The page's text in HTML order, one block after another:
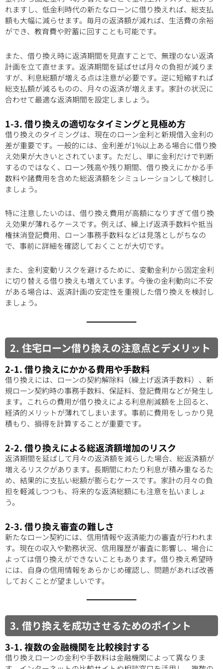
れますし、低金利時代の新たなローンに借り換えれば、総支払
額も大幅に減らせます。毎月の返済額が減れば、生活費の余裕
ができ、教育費や貯蓄に回すことも可能です。
また、借り換え時に返済期間を見直すことで、無理のない返済
計画を立て直せます。返済期間を延ばせば月々の負担が減りま
すが、利息総額が増える点は注意が必要です。逆に短縮すれば
総支払額が減るものの、月々の返済が増えます。家計の状況に
合わせて最適な返済期間を設定しましょう。
1-3. 借り換えの適切なタイミングと見極め方
借り換えのタイミングは、現在のローン金利と新規借入金利の
差が重要です。一般的には、金利差が1%以上ある場合に借り換
え効果が大きいとされています。ただし、単に金利だけで判断
するのではなく、ローン残高や残り期間、借り換えにかかる手
数料や諸費用を含めた総返済額をシミュレーションして検討し
ましょう。
特に注意したいのは、借り換え費用が高額になりすぎて借り換
え効果が薄れるケースです。例えば、繰上げ返済手数料や抵当
権抹消登記費用、ローン事務手数料などは見落としがちなの
で、事前に詳細を確認しておくことが大切です。
また、金利変動リスクを避けるために、変動金利から固定金利
に切り替える借り換えも増えています。今後の金利動向に不安
がある場合は、返済計画の安定性を重視した借り換えを検討し
ましょう。
2. 住宅ローン借り換えの注意点とデメリット
2-1. 借り換えにかかる費用や手数料
借り換えには、ローンの契約解除料（繰上げ返済手数料）、新
規ローン契約時の事務手数料、保証料、登記費用などが発生し
ます。これらの費用が借り換えによる利息削減額を上回ると、
経済的メリットが薄れてしまいます。事前に費用をしっかり見
積もり、損得を計算することが重要です。
2-2. 借り換えによる総返済額増加のリスク
返済期間を延ばして月々の返済額を減らした場合、総返済額が
増えるリスクがあります。長期間にわたり利息が積み重なるた
め、結果的に支払い総額が膨らむケースです。家計の月々の負
担を軽減しつつも、将来的な返済総額にも注意を払いましょ
う。
2-3. 借り換え審査の難しさ
新たなローン契約には、信用情報や返済能力の審査が行われま
す。現在の収入や勤務状況、信用履歴が審査に影響し、場合に
よっては借り換えができないこともあります。借り換え希望時
には、自身の信用情報をあらかじめ確認し、問題があれば改善
しておくことが望ましいです。
3. 借り換えを成功させるためのポイント
3-1. 複数の金融機関を比較検討する
借り換えローンの金利や手数料は金融機関によって異なりま